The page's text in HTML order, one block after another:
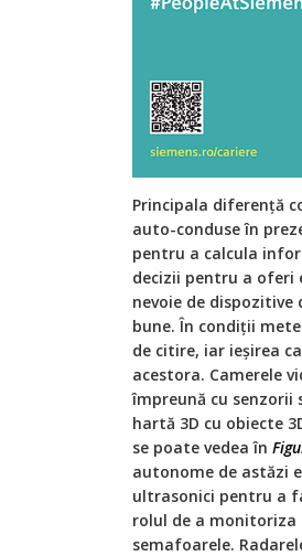
Principala diferență
auto-conduse în
pentru a calcula
decizii pentru a oferi
nevoie de
bune. În condiții
de citire, iar ieșirea
acestora. Camerele
împreună cu
hartă 3D cu obiecte
se poate vedea în
autonome de astăzi
ultrasonici pentru a
rolul de a monitoriza
semafoarele.